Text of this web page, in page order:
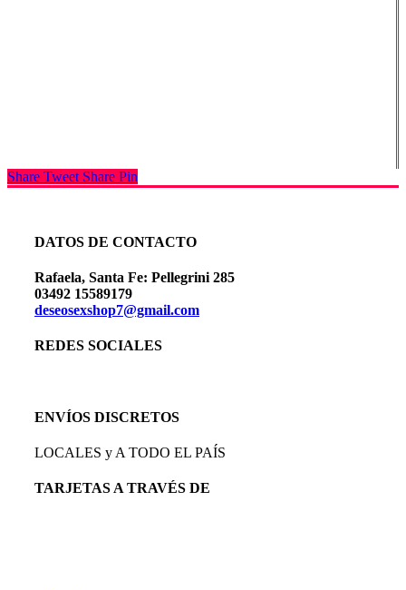
Share Tweet Share Pin
DATOS DE CONTACTO
Rafaela, Santa Fe: Pellegrini 285
03492 15589179
deseosexshop7@gmail.com
REDES SOCIALES
ENVÍOS DISCRETOS
LOCALES y A TODO EL PAÍS
TARJETAS A TRAVÉS DE